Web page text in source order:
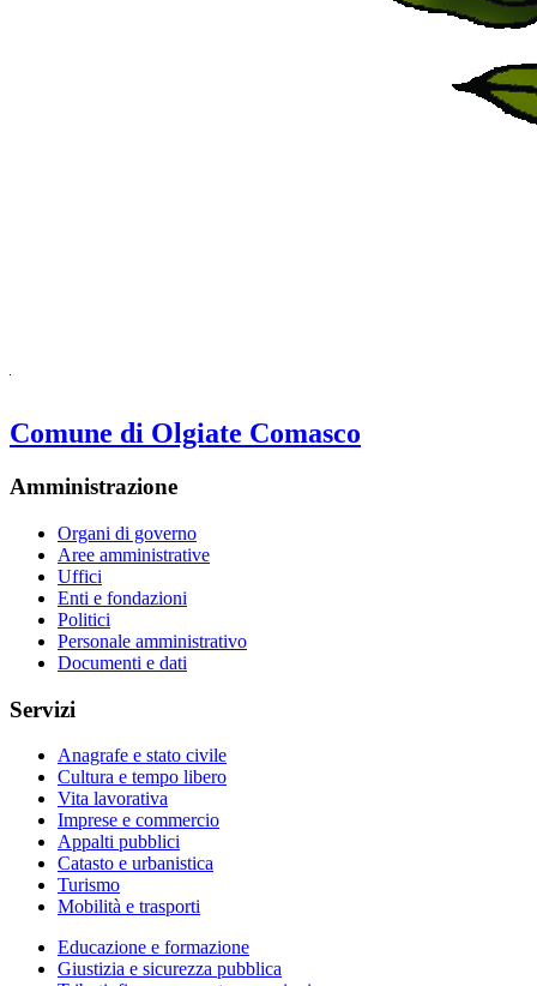
Comune di Olgiate Comasco
Amministrazione
Organi di governo
Aree amministrative
Uffici
Enti e fondazioni
Politici
Personale amministrativo
Documenti e dati
Servizi
Anagrafe e stato civile
Cultura e tempo libero
Vita lavorativa
Imprese e commercio
Appalti pubblici
Catasto e urbanistica
Turismo
Mobilità e trasporti
Educazione e formazione
Giustizia e sicurezza pubblica